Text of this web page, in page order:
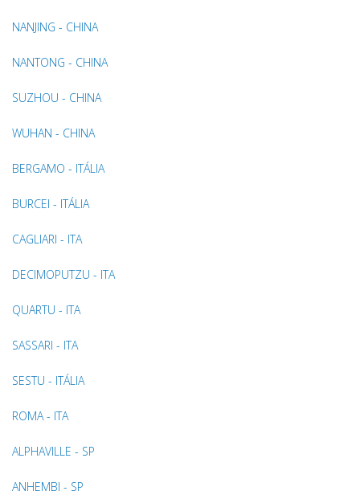
NANJING - CHINA
NANTONG - CHINA
SUZHOU - CHINA
WUHAN - CHINA
BERGAMO - ITÁLIA
BURCEI - ITÁLIA
CAGLIARI - ITA
DECIMOPUTZU - ITA
QUARTU - ITA
SASSARI - ITA
SESTU - ITÁLIA
ROMA - ITA
ALPHAVILLE - SP
ANHEMBI - SP